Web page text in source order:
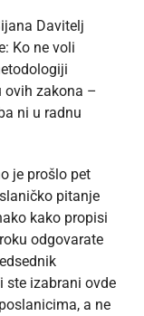
Davitelj
Ko ne voli
ovih zakona –
ni u radnu
je prošlo pet
pitanje
kako propisi
odgovarate
ste izabrani ovde
a ne